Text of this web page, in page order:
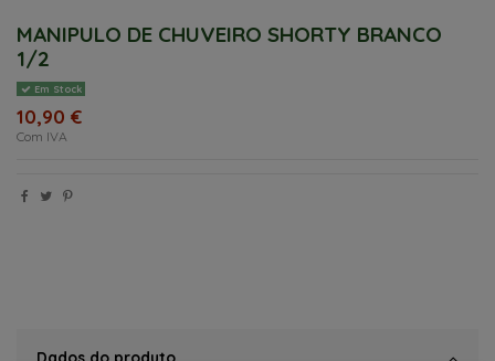
MANIPULO DE CHUVEIRO SHORTY BRANCO
1/2
Em Stock
10,90 €
Com IVA
Dados do produto